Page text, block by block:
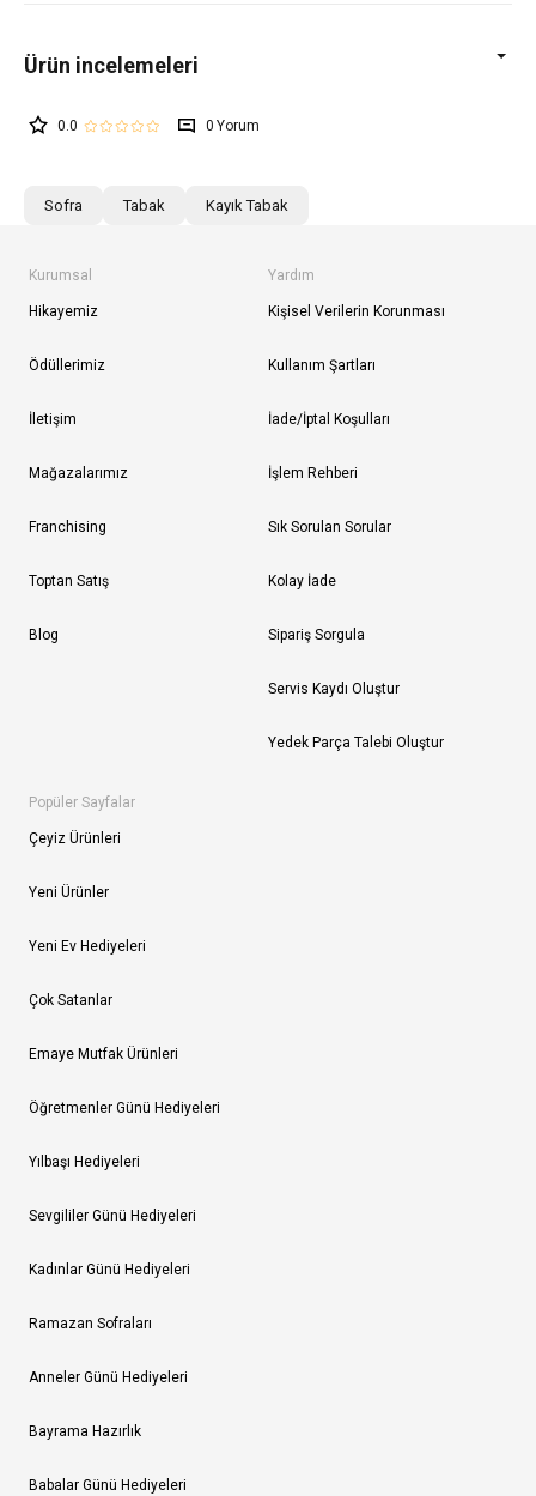
0.0 0
Sofra Tabak Kayık Tabak
Kurumsal
Hikayemiz
Ödüllerimiz
İletişim
Mağazalarımız
Franchising
Toptan Satış
Blog
Yardım
Kişisel Verilerin Korunması
Kullanım Şartları
İade/İptal Koşulları
İşlem Rehberi
Sık Sorulan Sorular
Kolay İade
Sipariş Sorgula
Servis Kaydı Oluştur
Yedek Parça Talebi Oluştur
Popüler Sayfalar
Çeyiz Ürünleri
Yeni Ürünler
Yeni Ev Hediyeleri
Çok Satanlar
Emaye Mutfak Ürünleri
Öğretmenler Günü Hediyeleri
Yılbaşı Hediyeleri
Sevgililer Günü Hediyeleri
Kadınlar Günü Hediyeleri
Ramazan Sofraları
Anneler Günü Hediyeleri
Bayrama Hazırlık
Babalar Günü Hediyeleri